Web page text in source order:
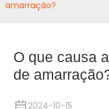
amarração?
O que causa
de
2024-10-15